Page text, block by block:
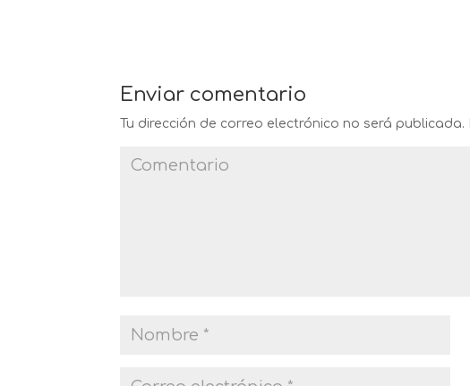
Enviar comentario
Tu dirección de correo electrónico no será publicada.